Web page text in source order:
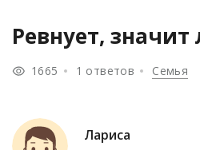
Ревнует,
1665 1 ответов Семья
Лариса